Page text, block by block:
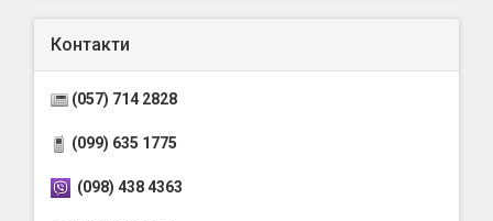
Контакти
(057) 714 2828
(099) 635 1775
(098) 438 4363